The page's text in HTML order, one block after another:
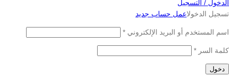
الدخول / التسجيل
تسجيل الدخولاعمل حساب جديد
اسم المستخدم أو البريد الإلكتروني *
كلمة السر *
دخول